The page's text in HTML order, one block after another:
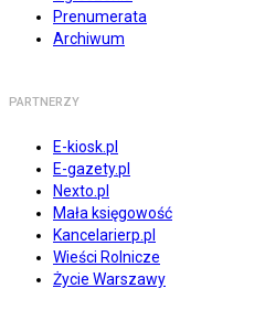
Prenumerata
Archiwum
PARTNERZY
E-kiosk.pl
E-gazety.pl
Nexto.pl
Mała księgowość
Kancelarierp.pl
Wieści Rolnicze
Życie Warszawy